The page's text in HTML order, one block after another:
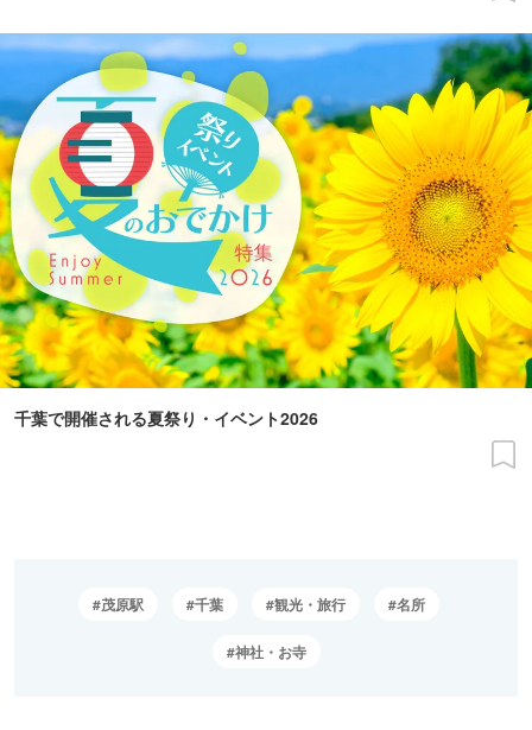
千葉で開催される夏祭り・イベント2026
茂原駅 千葉 観光・旅行 名所
神社・お寺